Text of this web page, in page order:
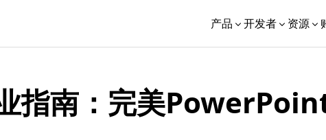
产品 开发者 资源
指南：完美